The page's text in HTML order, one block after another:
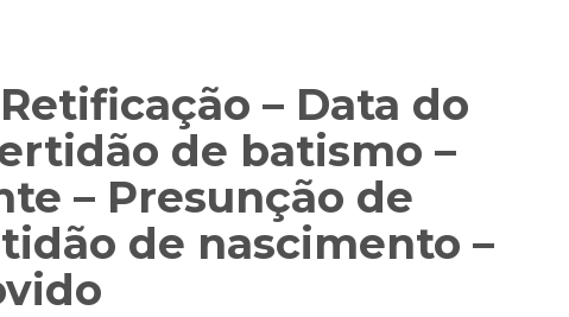
– Data do
de batismo –
– Presunção de
de nascimento –